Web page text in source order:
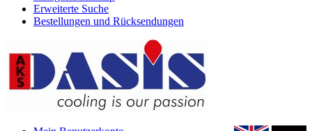
Erweiterte Suche
Bestellungen und Rücksendungen